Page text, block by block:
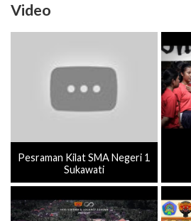
Video
Pesraman Kilat SMA Negeri 1
Sukawati